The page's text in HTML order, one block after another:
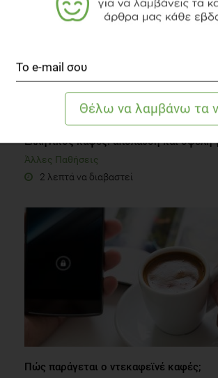
Ελληνικός καφές: απόλαυση και οφέλη
Άλλες Παθήσεις
2 λεπτά να διαβαστεί
Πώς παράγεται ο ντεκαφεϊνέ καφές;